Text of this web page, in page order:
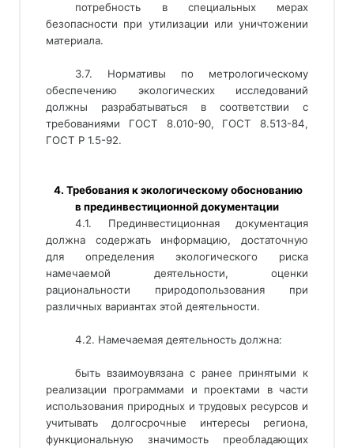
потребность в специальных мерах
безопасности при утилизации или уничтожении
материала.
3.7. Нормативы по метрологическому
обеспечению экологических исследований
должны разрабатываться в соответствии с
требованиями ГОСТ 8.010-90, ГОСТ 8.513-84,
ГОСТ Р 1.5-92.
4. Требования к экологическому обоснованию
в прединвестиционной документации
4.1. Прединвестиционная документация
должна содержать информацию, достаточную
для определения экологического риска
намечаемой деятельности, оценки
рациональности природопользования при
различных вариантах этой деятельности.
4.2. Намечаемая деятельность должна:
быть взаимоувязана с ранее принятыми к
реализации программами и проектами в части
использования природных и трудовых ресурсов и
учитывать долгосрочные интересы региона,
функциональную значимость преобладающих